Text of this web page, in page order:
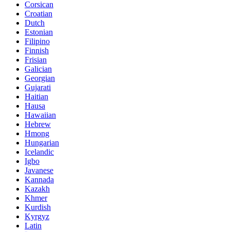
Corsican
Croatian
Dutch
Estonian
Filipino
Finnish
Frisian
Galician
Georgian
Gujarati
Haitian
Hausa
Hawaiian
Hebrew
Hmong
Hungarian
Icelandic
Igbo
Javanese
Kannada
Kazakh
Khmer
Kurdish
Kyrgyz
Latin